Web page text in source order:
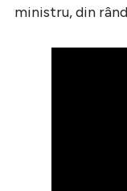
ministru, din